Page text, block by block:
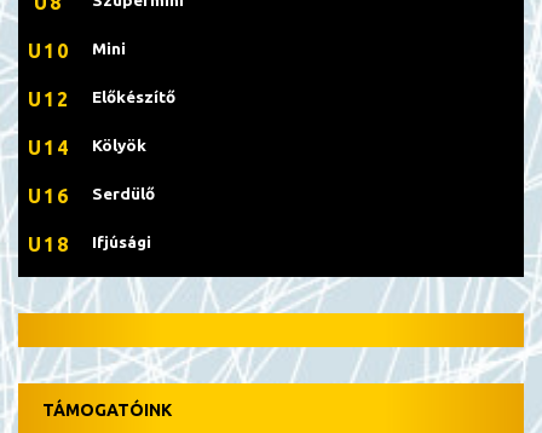
U10 Mini
U12 Előkészítő
U14 Kölyök
U16 Serdülő
U18 Ifjúsági
TÁMOGATÓINK